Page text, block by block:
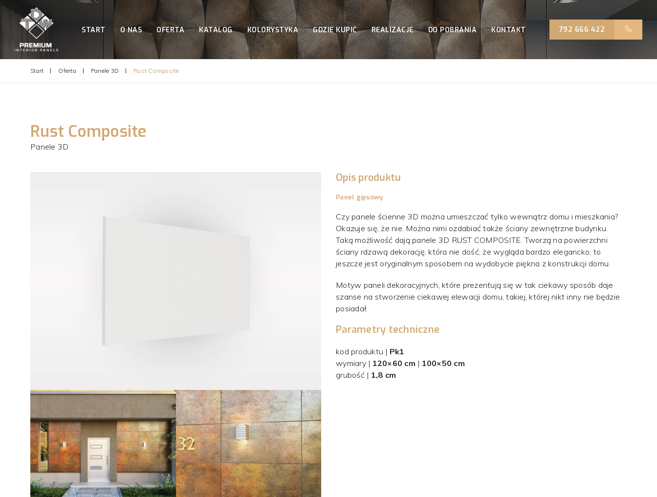
START O NAS OFERTA KATALOG KOLORYSTYKA GDZIE KUPIĆ REALIZACJE DO POBRANIA KONTAKT 792 666 422
Start Oferta Panele 3D Rust Composite
Rust Composite
Panele 3D
Opis produktu
Panel gipsowy
Czy panele ścienne 3D można umieszczać tylko wewnątrz domu i mieszkania?
Okazuje się, że nie. Można nimi ozdabiać także ściany zewnętrzne budynku.
Taką możliwość dają panele 3D RUST COMPOSITE. Tworzą na powierzchni
ściany rdzawą dekorację, która nie dość, że wygląda bardzo elegancko, to
jeszcze jest oryginalnym sposobem na wydobycie piękna z konstrukcji domu.
Motyw paneli dekoracyjnych, które prezentują się w tak ciekawy sposób daje
szanse na stworzenie ciekawej elewacji domu, takiej, której nikt inny nie będzie
posiadał.
Parametry techniczne
kod produktu | Pk1
wymiary | 120×60 cm | 100×50 cm
grubość | 1,8 cm